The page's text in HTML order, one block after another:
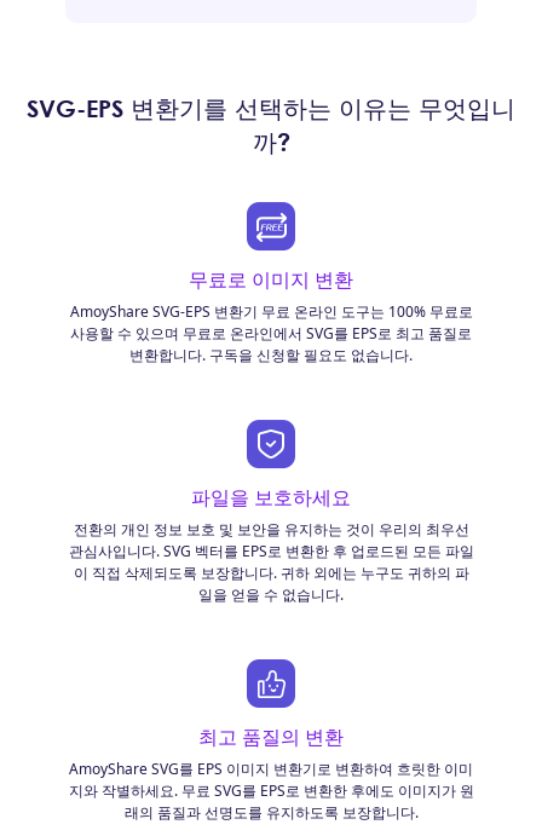
SVG-EPS 변환기를 선택하는 이유는 무엇입니
까?
무료로 이미지 변환
AmoyShare SVG-EPS 변환기 무료 온라인 도구는 100% 무료로
사용할 수 있으며 무료로 온라인에서 SVG를 EPS로 최고 품질로
변환합니다. 구독을 신청할 필요도 없습니다.
파일을 보호하세요
전환의 개인 정보 보호 및 보안을 유지하는 것이 우리의 최우선
관심사입니다. SVG 벡터를 EPS로 변환한 후 업로드된 모든 파일
이 직접 삭제되도록 보장합니다. 귀하 외에는 누구도 귀하의 파
일을 얻을 수 없습니다.
최고 품질의 변환
AmoyShare SVG를 EPS 이미지 변환기로 변환하여 흐릿한 이미
지와 작별하세요. 무료 SVG를 EPS로 변환한 후에도 이미지가 원
래의 품질과 선명도를 유지하도록 보장합니다.